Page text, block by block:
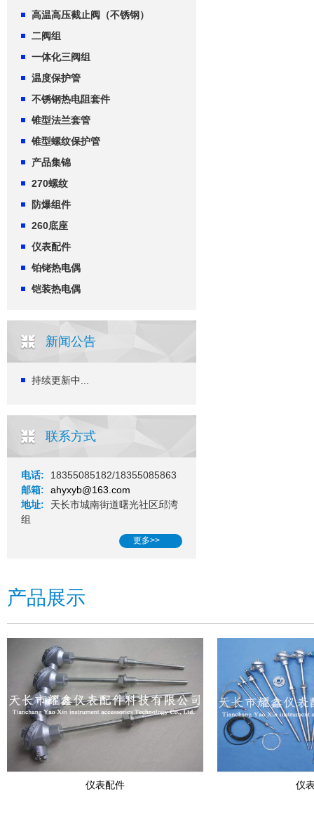
高温高压截止阀（不锈钢）
二阀组
一体化三阀组
温度保护管
不锈钢热电阻套件
锥型法兰套管
锥型螺纹保护管
产品集锦
270螺纹
防爆组件
260底座
仪表配件
铂铑热电偶
铠装热电偶
新闻公告
持续更新中...
联系方式
电话:
18355085182/18355085863
邮箱:
ahyxyb@163.com
地址:
天长市城南街道曙光社区邱湾
组
更多>>
产品展示
仪表配件 仪